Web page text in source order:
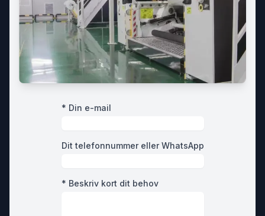
* Din e-mail
Dit telefonnummer eller WhatsApp
* Beskriv kort dit behov